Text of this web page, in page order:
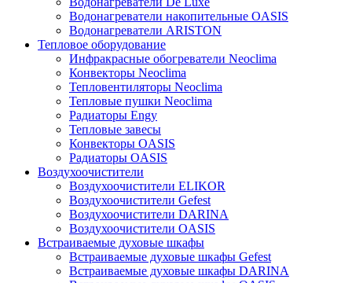
Водонагреватели накопительные OASIS
Водонагреватели ARISTON
Тепловое оборудование
Инфракрасные обогреватели Neoclima
Конвекторы Neoclima
Тепловентиляторы Neoclima
Тепловые пушки Neoclima
Радиаторы Engy
Тепловые завесы
Конвекторы OASIS
Радиаторы OASIS
Воздухоочистители
Воздухоочистители ELIKOR
Воздухоочистители Gefest
Воздухоочистители DARINA
Воздухоочистители OASIS
Встраиваемые духовые шкафы
Встраиваемые духовые шкафы Gefest
Встраиваемые духовые шкафы DARINA